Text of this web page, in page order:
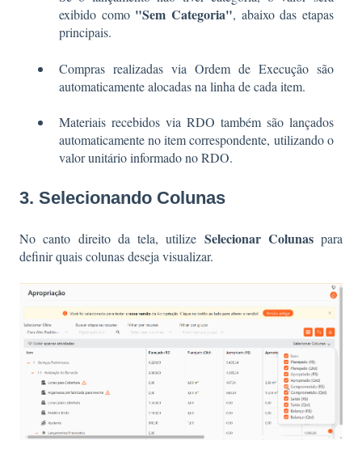
exibido como "Sem Categoria", abaixo das etapas
principais.
Compras realizadas via Ordem de Execução são
automaticamente alocadas na linha de cada item.
Materiais recebidos via RDO também são lançados
automaticamente no item correspondente, utilizando o
valor unitário informado no RDO.
3. Selecionando Colunas
No canto direito da tela, utilize Selecionar Colunaspara
definir quais colunas deseja visualizar.